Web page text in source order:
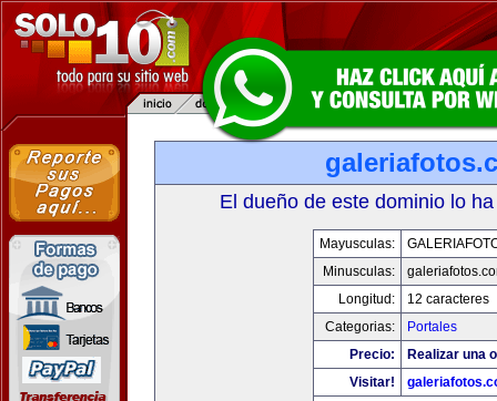
El dueño de este dominio lo
Mayusculas:
Minusculas:
Longitud:
12 caracteres
Categorias:
Portales
Precio:
Realizar una
Visitar!